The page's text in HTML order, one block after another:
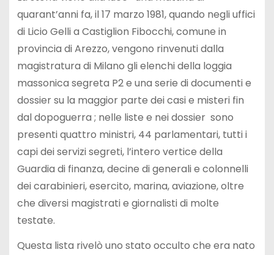
quarant’anni fa, il 17 marzo 1981, quando negli uffici
di Licio Gelli a Castiglion Fibocchi, comune in
provincia di Arezzo, vengono rinvenuti dalla
magistratura di Milano gli elenchi della loggia
massonica segreta P2 e una serie di documenti e
dossier su la maggior parte dei casi e misteri fin
dal dopoguerra ; nelle liste e nei dossier sono
presenti quattro ministri, 44 parlamentari, tutti i
capi dei servizi segreti, l’intero vertice della
Guardia di finanza, decine di generali e colonnelli
dei carabinieri, esercito, marina, aviazione, oltre
che diversi magistrati e giornalisti di molte
testate.
Questa lista rivelò uno stato occulto che era nato